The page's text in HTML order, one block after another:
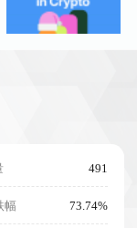
491
幅 73.74%